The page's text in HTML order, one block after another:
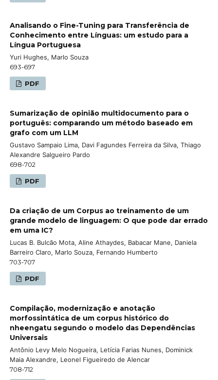
Analisando o Fine-Tuning para Transferência de
Conhecimento entre Línguas: um estudo para a
Língua Portuguesa
Yuri Hughes, Marlo Souza
693-697
PDF
Sumarização de opinião multidocumento para o
português: comparando um método baseado em
grafo com um LLM
Gustavo Sampaio Lima, Davi Fagundes Ferreira da Silva, Thiago
Alexandre Salgueiro Pardo
698-702
PDF
Da criação de um Corpus ao treinamento de um
grande modelo de linguagem: O que pode dar errado
em uma IC?
Lucas B. Bulcão Mota, Aline Athaydes, Babacar Mane, Daniela
Barreiro Claro, Marlo Souza, Fernando Humberto
703-707
PDF
Compilação, modernização e anotação
morfossintática de um corpus histórico do
nheengatu segundo o modelo das Dependências
Universais
Antônio Levy Melo Nogueira, Letícia Farias Nunes, Dominick
Maia Alexandre, Leonel Figueiredo de Alencar
708-712